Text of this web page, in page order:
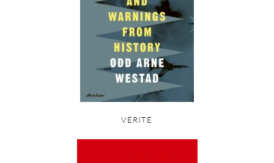
VÉRITÉ